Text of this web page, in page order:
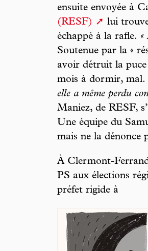
ensuite envoyée à
(RESF)
lui
échappé à la rafle. «
Soutenue par la «
avoir détruit la puce
mois à dormir, mal.
elle a même perdu
Maniez, de RESF,
Une équipe du
mais ne la dénonce
À Clermont-
PS aux élections
préfet rigide à